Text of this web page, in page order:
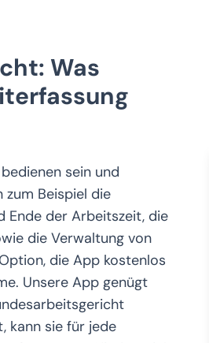
Was
sein und
zum Beispiel die
Ende der Arbeitszeit, die
die Verwaltung von
die App kostenlos
Unsere App genügt
kann sie für jede